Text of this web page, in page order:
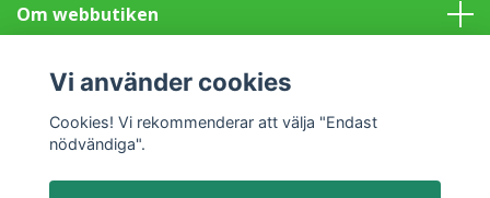
Om webbutiken
Information
Sociala medier
Vi använder cookies
Cookies! Vi rekommenderar att välja "Endast
nödvändiga".